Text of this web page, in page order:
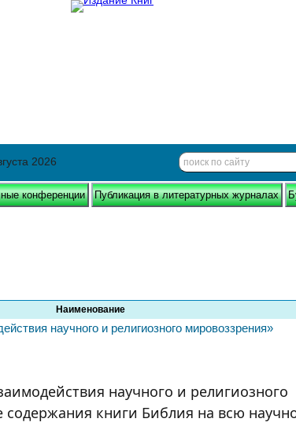
2026
конференции Публикация в литературных журналах
Наименование
научного и религиозного мировоззрения»
научного и религиозного
содержания книги Библия на всю